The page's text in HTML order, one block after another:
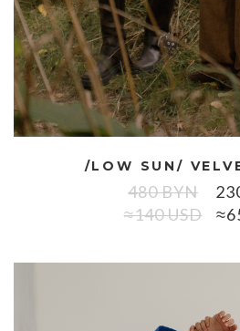
/LOW SUN/
480BYN
≈140 USD